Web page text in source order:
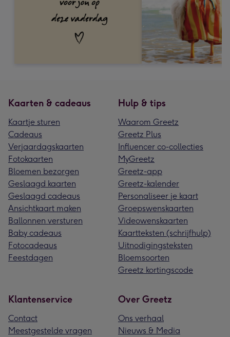
Kaarten & cadeaus
Kaartje sturen
Cadeaus
Verjaardagskaarten
Fotokaarten
Bloemen bezorgen
Geslaagd kaarten
Geslaagd cadeaus
Ansichtkaart maken
Ballonnen versturen
Baby cadeaus
Fotocadeaus
Feestdagen
Hulp & tips
Waarom Greetz
Greetz Plus
Influencer co-collecties
MyGreetz
Greetz-app
Greetz-kalender
Personaliseer je kaart
Groepswenskaarten
Videowenskaarten
Kaartteksten (schrijfhulp)
Uitnodigingsteksten
Bloemsoorten
Greetz kortingscode
Klantenservice
Contact
Meestgestelde vragen
Over Greetz
Ons verhaal
Nieuws & Media